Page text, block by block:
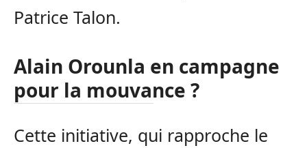
Patrice Talon.
Alain Orounla en campagne
pour la mouvance ?
Cette initiative, qui rapproche le